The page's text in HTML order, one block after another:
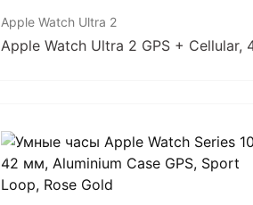
Apple Watch Ultra 2
Apple Watch Ultra 2 GPS +